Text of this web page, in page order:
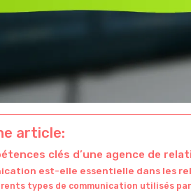
article:
clés d’une agence de
est-elle essentielle dans les
types de communication utilisés par